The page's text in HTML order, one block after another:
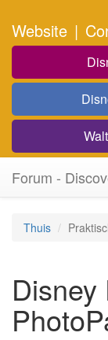
Website |
Forum -
Thuis